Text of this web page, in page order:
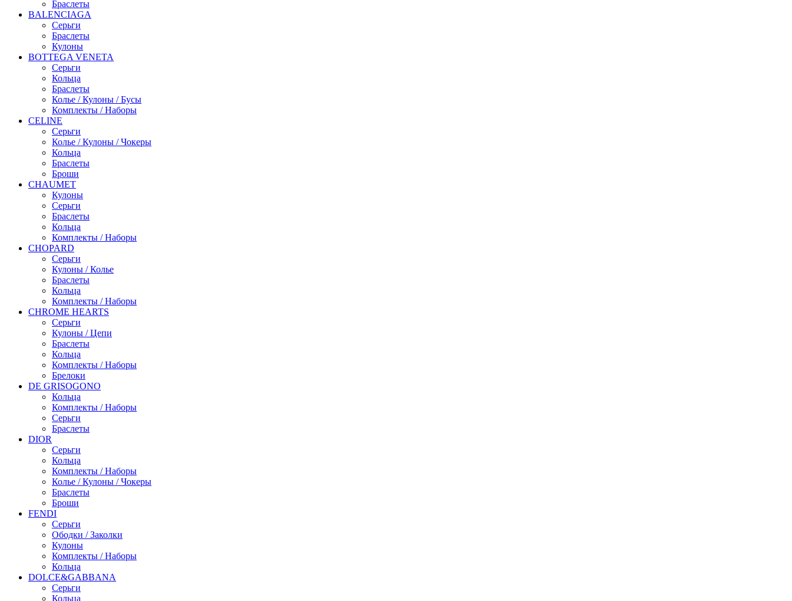
Браслеты
BALENCIAGA
Серьги
Браслеты
Кулоны
BOTTEGA VENETA
Серьги
Кольца
Браслеты
Колье / Кулоны / Бусы
Комплекты / Наборы
CELINE
Серьги
Колье / Кулоны / Чокеры
Кольца
Браслеты
Броши
CHAUMET
Кулоны
Серьги
Браслеты
Кольца
Комплекты / Наборы
CHOPARD
Серьги
Кулоны / Колье
Браслеты
Кольца
Комплекты / Наборы
CHROME HEARTS
Серьги
Кулоны / Цепи
Браслеты
Кольца
Комплекты / Наборы
Брелоки
DE GRISOGONO
Кольца
Комплекты / Наборы
Серьги
Браслеты
DIOR
Серьги
Кольца
Комплекты / Наборы
Колье / Кулоны / Чокеры
Браслеты
Броши
FENDI
Серьги
Ободки / Заколки
Кулоны
Комплекты / Наборы
Кольца
DOLCE&GABBANA
Серьги
Кольца